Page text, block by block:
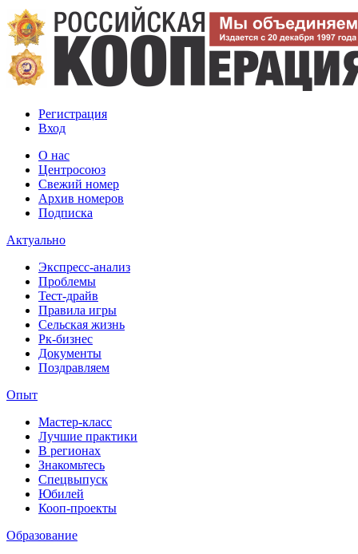
Регистрация
Вход
О нас
Центросоюз
Свежий номер
Архив номеров
Подписка
Актуально
Экспресс-анализ
Проблемы
Тест-драйв
Правила игры
Сельская жизнь
Рк-бизнес
Документы
Поздравляем
Опыт
Мастер-класс
Лучшие практики
В регионах
Знакомьтесь
Спецвыпуск
Юбилей
Кооп-проекты
Образование